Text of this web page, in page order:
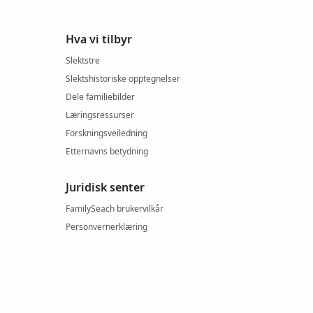
Hva vi tilbyr
Slektstre
Slektshistoriske opptegnelser
Dele familiebilder
Læringsressurser
Forskningsveiledning
Etternavns betydning
Juridisk senter
FamilySeach brukervilkår
Personvernerklæring